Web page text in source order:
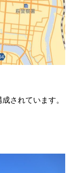
されています。